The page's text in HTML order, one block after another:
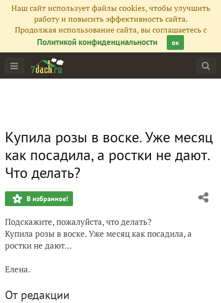
Наш сайт использует файлы cookies, чтобы улучшить
работу и повысить эффективность сайта.
Продолжая использование сайта, вы соглашаетесь с
Политикой конфиденциальности
ок
Купила розы в воске. Уже месяц
как посадила, а ростки не дают.
Что делать?
В избранное!
Подскажите, пожалуйста, что делать?
Купила розы в воске. Уже месяц как посадила, а
ростки не дают...
Елена.
От редакции